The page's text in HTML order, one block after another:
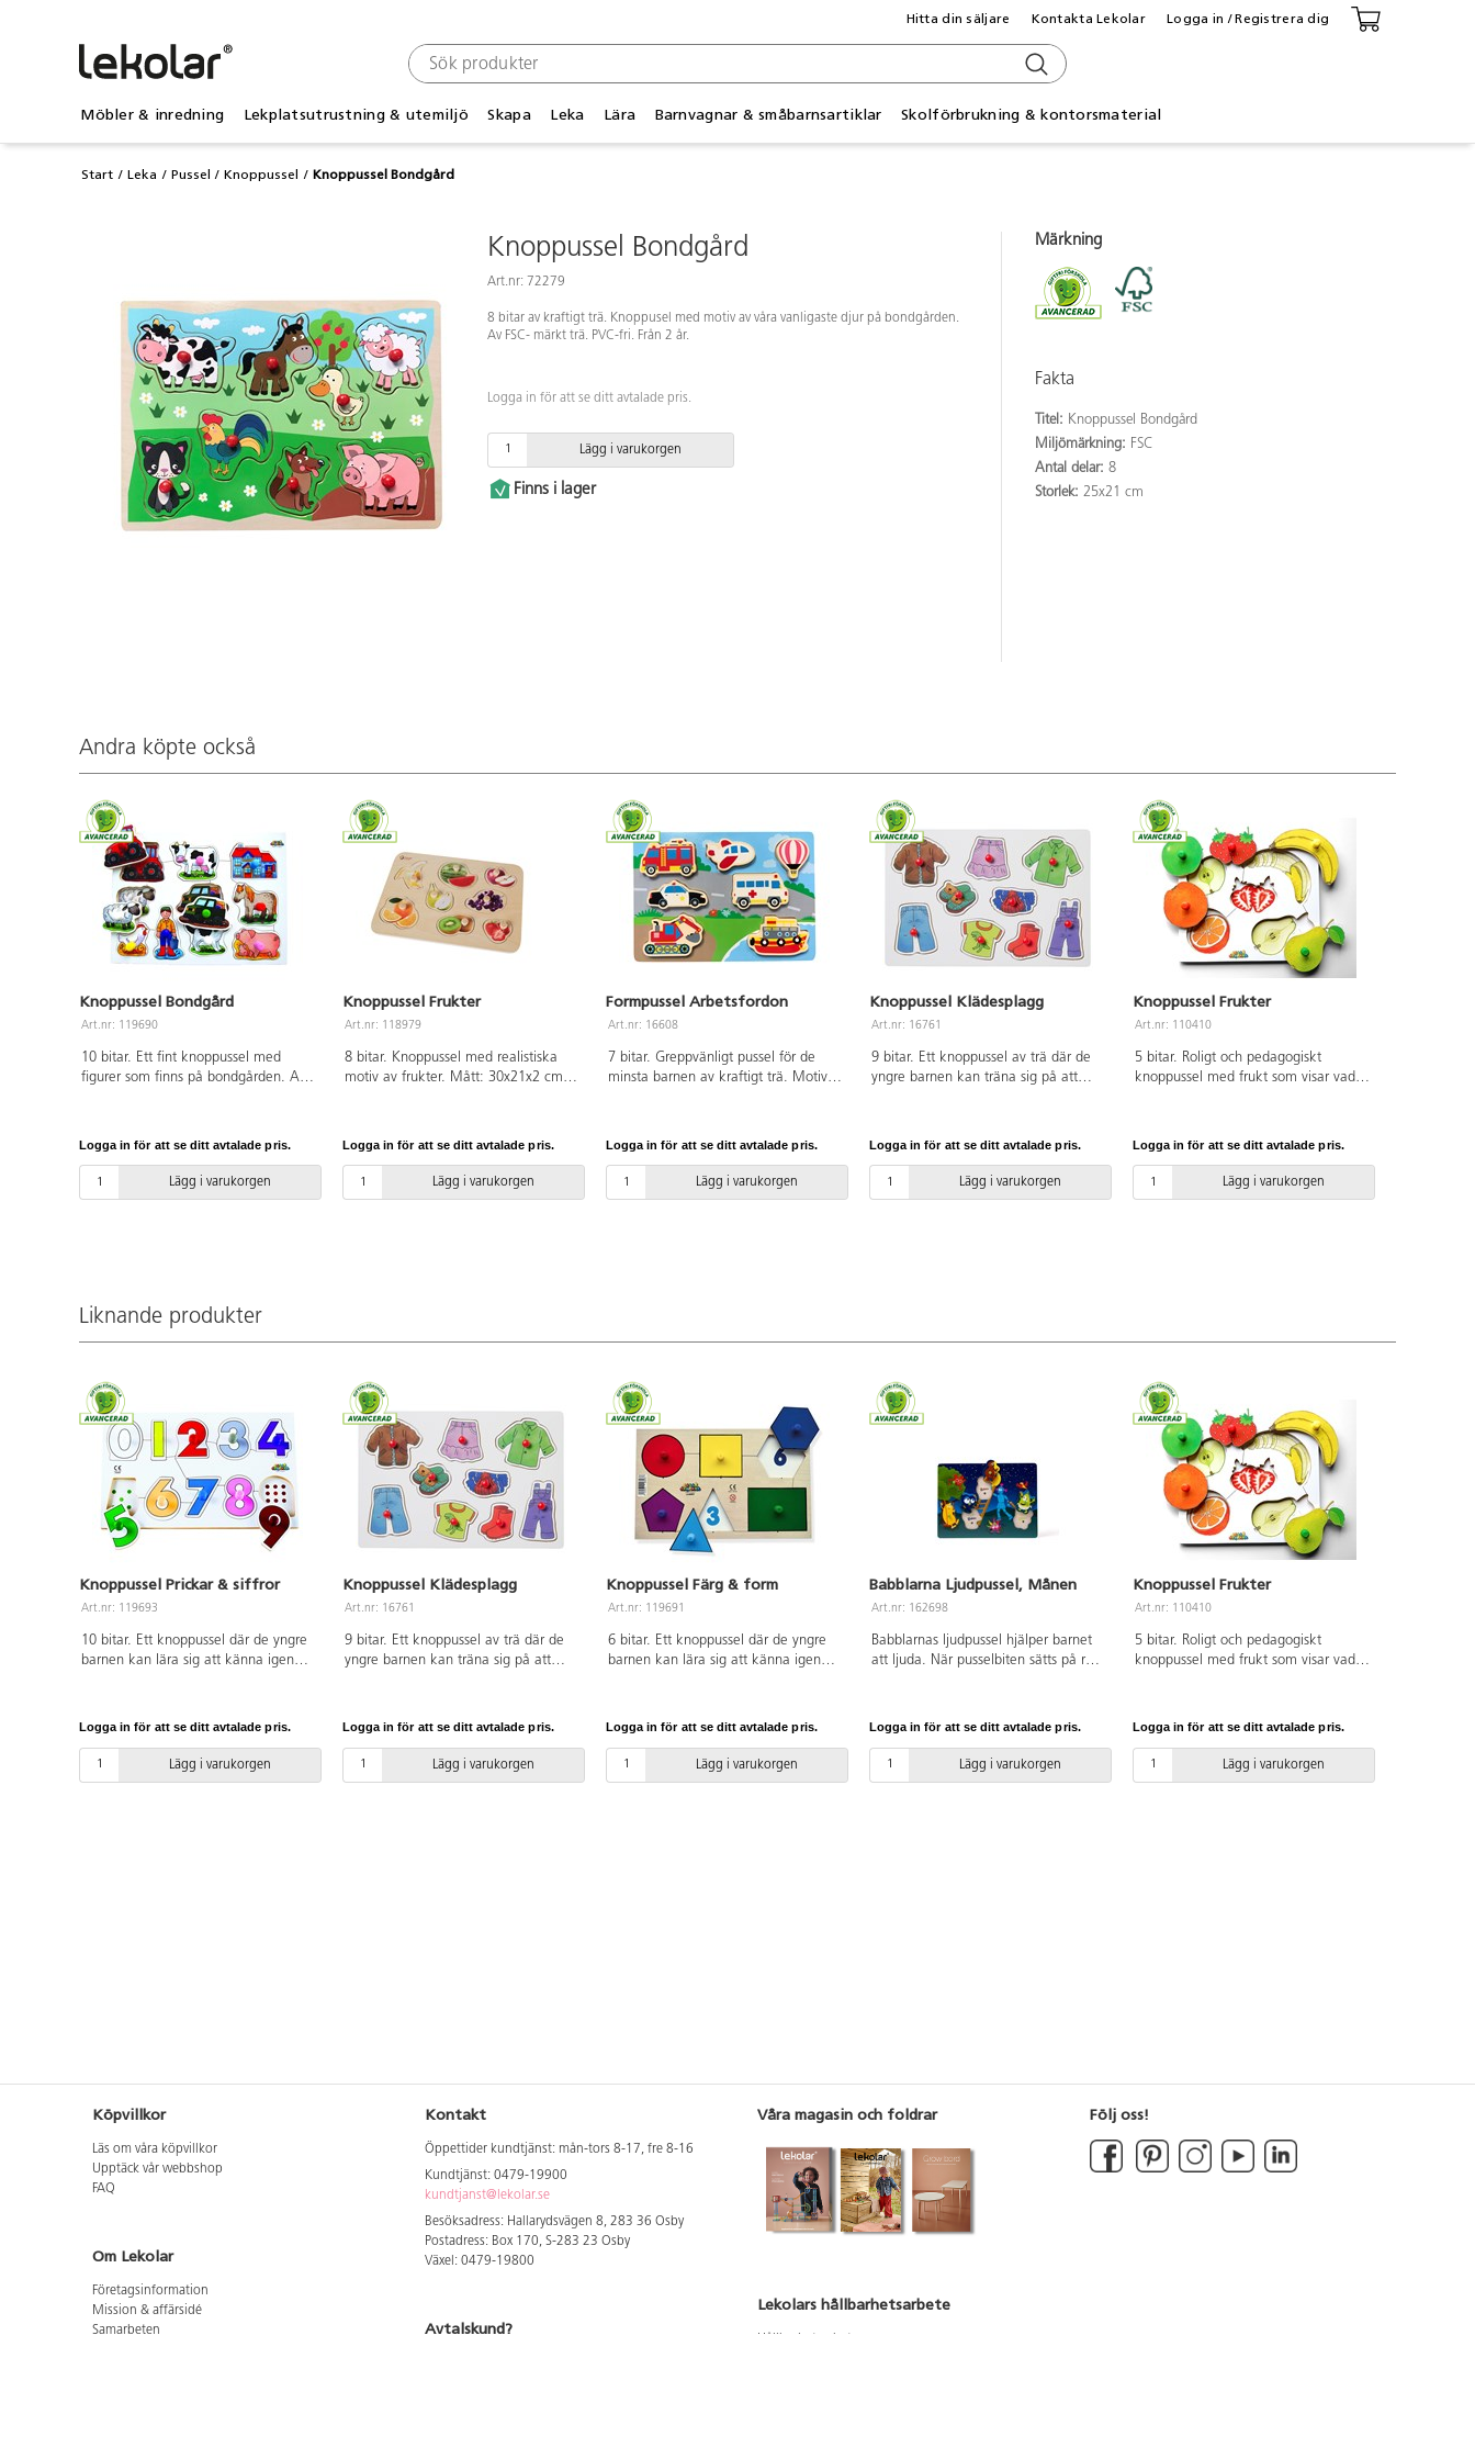
Möbler & inredning Lekplatsutrustning & utemiljö Skapa Leka Lära Barnvagnar & småbarnsartiklar Skolförbrukning & kontorsmaterial
Hitta din säljare Kontakta Lekolar Logga in / Registrera dig
Start Leka Pussel Knoppussel Knoppussel Bondgård
Knoppussel Bondgård
Art.nr: 72279
8 bitar av kraftigt trä. Knoppusel med motiv av våra vanligaste djur på bondgården.
Av FSC- märkt trä. PVC-fri. Från 2 år.
Logga in för att se ditt avtalade pris.
Lägg i varukorgen
Finns i lager
Märkning
Fakta
Titel: Knoppussel Bondgård
Miljömärkning: FSC
Antal delar:8
Storlek:25x21 cm
Andra köpte också
Knoppussel Bondgård
Art.nr: 119690
10 bitar. Ett fint knoppussel med
figurer som finns på bondgården. Av
Logga in för att se ditt avtalade pris.
Lägg i varukorgen
Knoppussel Frukter
Art.nr: 118979
8 bitar. Knoppussel med realistiska
motiv av frukter. Mått: 30x21x2 cm.
Logga in för att se ditt avtalade pris.
Lägg i varukorgen
Formpussel Arbetsfordon
Art.nr: 16608
7 bitar. Greppvänligt pussel för de
minsta barnen av kraftigt trä. Motiv
på rätt plats. Av FSC-märkt trä. PVC-
fri. Från 2 år.
Logga in för att se ditt avtalade pris.
Lägg i varukorgen
Knoppussel Klädesplagg
Art.nr: 16761
9 bitar. Ett knoppussel av trä där de
yngre barnen kan träna sig på att
Logga in för att se ditt avtalade pris.
Lägg i varukorgen
Knoppussel Frukter
Art.nr: 110410
5 bitar. Roligt och pedagogiskt
knoppussel med frukt som visar vad
Logga in för att se ditt avtalade pris.
Lägg i varukorgen
Liknande produkter
Knoppussel Prickar & siffror
Art.nr: 119693
10 bitar. Ett knoppussel där de yngre
barnen kan lära sig att känna igen
förskolan. Av FSC-märkt trä. Mått:
30x19 cm. PVC-fri. Från 2 år.
Logga in för att se ditt avtalade pris.
Lägg i varukorgen
Knoppussel Klädesplagg
Art.nr: 16761
9 bitar. Ett knoppussel av trä där de
yngre barnen kan träna sig på att
Logga in för att se ditt avtalade pris.
Lägg i varukorgen
Knoppussel Färg & form
Art.nr: 119691
6 bitar. Ett knoppussel där de yngre
barnen kan lära sig att känna igen
märkt trä. Mått: 30x18 cm. PVC-fri.
Från 2 år.
Logga in för att se ditt avtalade pris.
Lägg i varukorgen
Babblarna Ljudpussel, Månen
Art.nr: 162698
Babblarnas ljudpussel hjälper barnet
att ljuda. När pusselbiten sätts på rätt
30x22,5 cm. 2 AAA-batterier krävs,
ingår ej. Det finns strömbrytare på
Logga in för att se ditt avtalade pris.
Lägg i varukorgen
Knoppussel Frukter
Art.nr: 110410
5 bitar. Roligt och pedagogiskt
knoppussel med frukt som visar vad
Logga in för att se ditt avtalade pris.
Lägg i varukorgen
Köpvillkor
Läs om våra köpvillkor
Upptäck vår webbshop
FAQ
Om Lekolar
Företagsinformation
Mission & affärsidé
Samarbeten
Kontakt
Öppettider kundtjänst: mån-tors 8-17, fre 8-16
Kundtjänst: 0479-19900
kundtjanst@lekolar.se
Besöksadress: Hallarydsvägen 8, 283 36 Osby
Postadress: Box 170, S-283 23 Osby
Växel: 0479-19800
Avtalskund?
Våra magasin och foldrar
Lekolars hållbarhetsarbete
Följ oss!